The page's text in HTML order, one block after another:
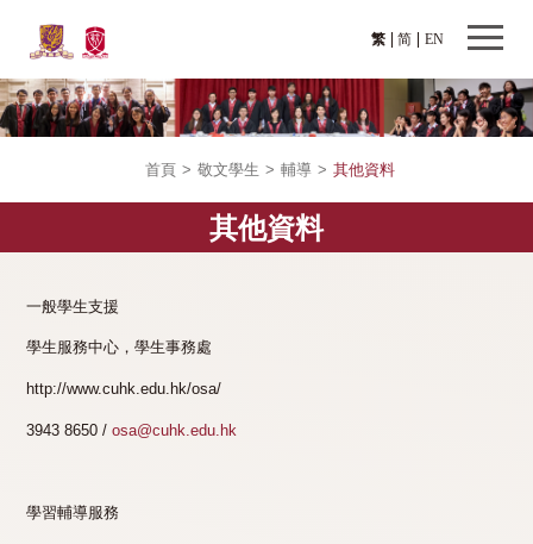
繁 EN
简
首頁 > 敬文學生 > 輔導 > 其他資料
其他資料
一般學生支援
學生服務中心，學生事務處
http://www.cuhk.edu.hk/osa/
3943 8650 /osa@cuhk.edu.hk
學習輔導服務